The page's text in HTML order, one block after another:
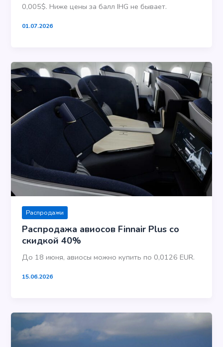
0,005$. Ниже цены за балл IHG не бывает.
01.07.2026
Распродажи
Распродажа авиосов Finnair Plus со
скидкой 40%
До 18 июня, авиосы можно купить по 0,0126 EUR.
15.06.2026